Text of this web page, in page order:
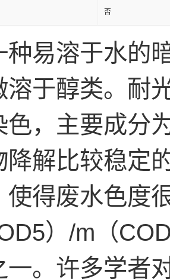
否
种易溶于水的
溶于醇类。耐
色，主要成分
降解比较稳定
使得废水色度
）/m（
一。许多学者